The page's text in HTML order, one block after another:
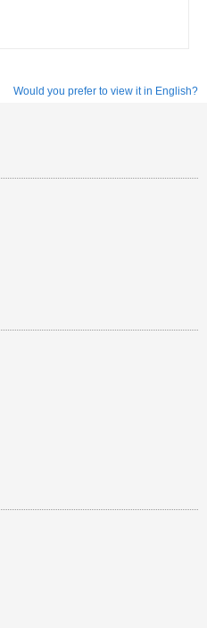
Would you prefer to view it in English?